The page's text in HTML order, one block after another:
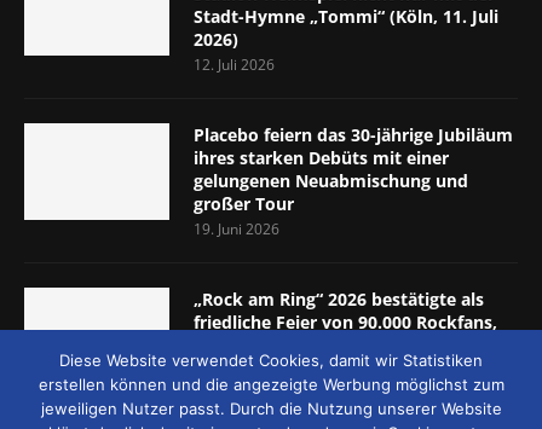
Stadt-Hymne „Tommi“ (Köln, 11. Juli
2026)
12. Juli 2026
Placebo feiern das 30-jährige Jubiläum
ihres starken Debüts mit einer
gelungenen Neuabmischung und
großer Tour
19. Juni 2026
„Rock am Ring“ 2026 bestätigte als
friedliche Feier von 90.000 Rockfans,
5.-7. Juni 2026)
8. Juni 2026
Diese Website verwendet Cookies, damit wir Statistiken
erstellen können und die angezeigte Werbung möglichst zum
jeweiligen Nutzer passt. Durch die Nutzung unserer Website